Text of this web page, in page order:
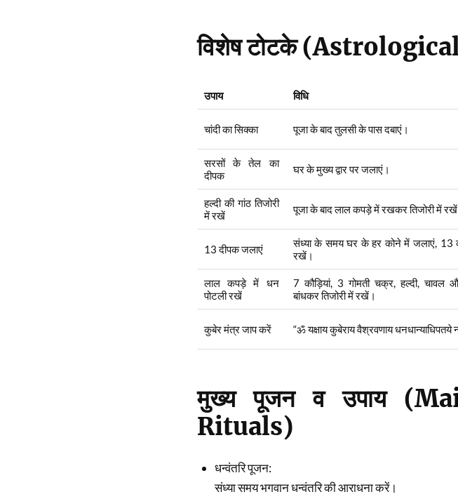
विशेष टोटके
उपाय विधि
चांदी का सिक्का पूजा के बाद तुलसी के पास दबाएं।
सरसों के तेल का
दीपक
घर के मुख्य द्वार पर जलाएं।
हल्दी की गांठ तिजोरी
में रखें
पूजा के बाद लाल कपड़े में रखकर तिजोरी में
13 दीपक जलाएं
संध्या के समय घर के हर कोने में जलाएं, 13
रखें।
लाल कपड़े में धन
पोटली रखें
7 कौड़ियां, 3 गोमती चक्र, हल्दी, चावल
बांधकर तिजोरी में रखें।
कुबेर मंत्र जाप करें “ॐ यक्षाय कुबेराय वैश्रवणाय धनधान्याधिपतये
मुख्य पूजन व उपाय
Rituals)
धन्वंतरि पूजन:
संध्या समय भगवान धन्वंतरि की आराधना करें।